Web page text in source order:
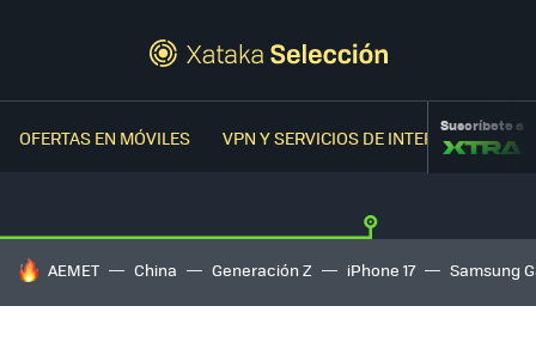
OFERTAS EN MÓVILES VPN Y SERVICIOS DE INTERNETSuscríbete a
HOY SE HABLA DE
AEMET China Generación Z iPhone 17 Samsung